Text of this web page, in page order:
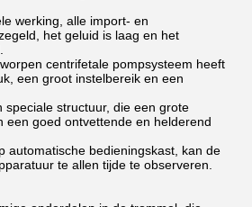
werking, alle import- en
het geluid is laag en het
centrifetale pompsysteem heeft
een groot instelbereik en een
speciale structuur, die een grote
een goed ontvettende en helderend
automatische bedieningskast, kan de
te allen tijde te observeren.